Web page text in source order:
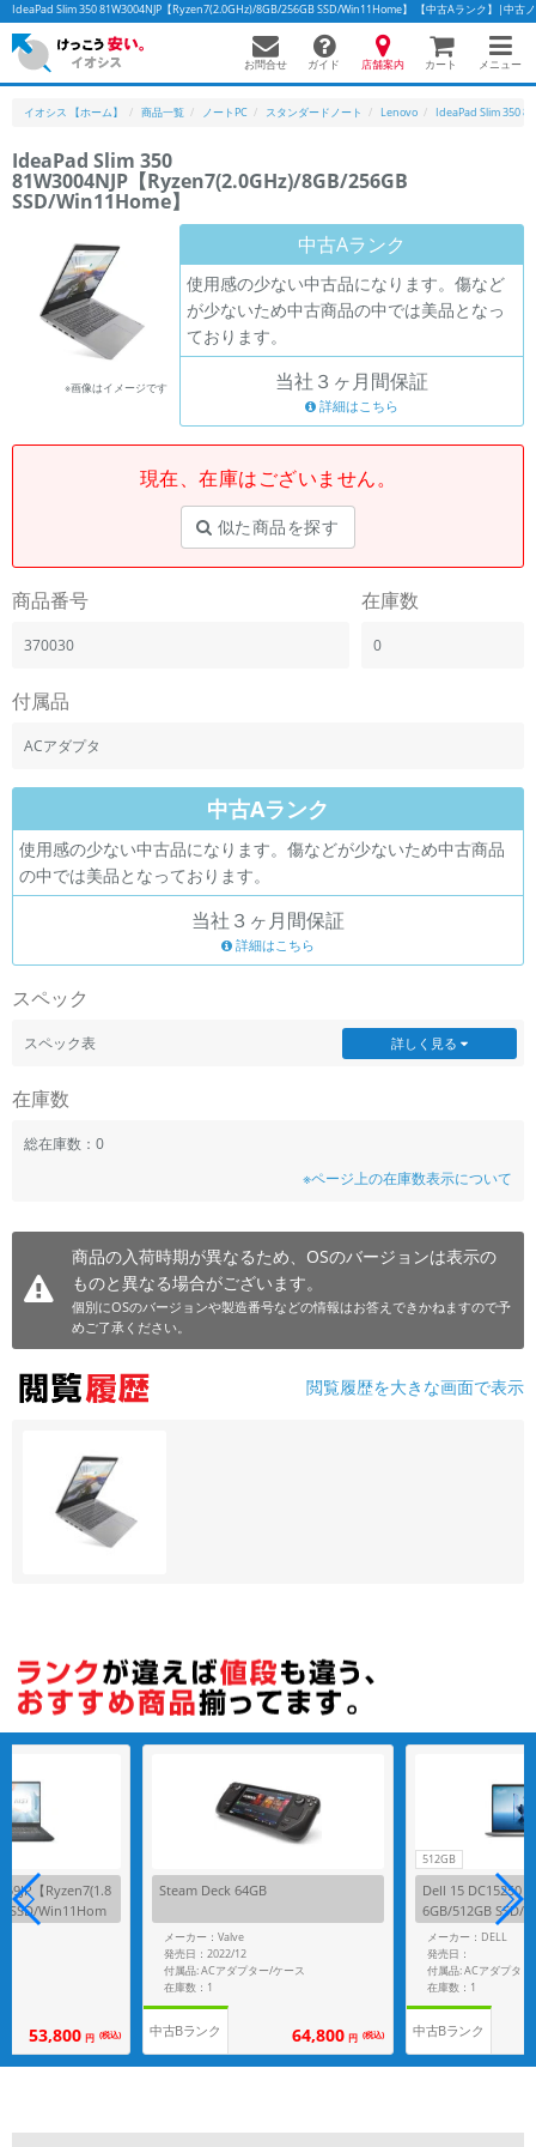
IdeaPad Slim 350 81W3004NJP【Ryzen7(2.0GHz)/8GB/256GB SSD/Win11Home】 【中古Aランク】|中古
お問合せ ガイド 店舗案内 カート メニュー
イオシス 【ホーム】 商品一覧 ノートPC スタンダードノート Lenovo IdeaPad Slim 350
IdeaPad Slim 350
81W3004NJP【Ryzen7(2.0GHz)/8GB/256GB
SSD/Win11Home】
※画像はイメージです
中古Aランク
使用感の少ない中古品になります。傷など
が少ないため中古商品の中では美品となっ
ております。
当社３ヶ月間保証
詳細はこちら
現在、在庫はございません。
似た商品を探す
商品番号
370030
在庫数
0
付属品
ACアダプタ
中古Aランク
使用感の少ない中古品になります。傷などが少ないため中古商品
の中では美品となっております。
当社３ヶ月間保証
詳細はこちら
スペック
スペック表 詳しく見る
在庫数
総在庫数：0
※ページ上の在庫数表示について
商品の入荷時期が異なるため、OSのバージョンは表示の
ものと異なる場合がございます。
個別にOSのバージョンや製造番号などの情報はお答えできかねますので予
めご了承ください。
閲覧履歴を大きな画面で表示
【Ryzen7(1.8
SSD/Win11Hom
53,800 円 (税込)
Steam Deck 64GB
メーカー：Valve
発売日：2022/12
付属品: ACアダプター/ケース
在庫数：1
中古Bランク 64,800 円 (税込)
512GB
Dell 15 DC15250
6GB/512GB SSD/
メーカー：DELL
発売日：
付属品: ACアダプタ
在庫数：1
中古Bランク